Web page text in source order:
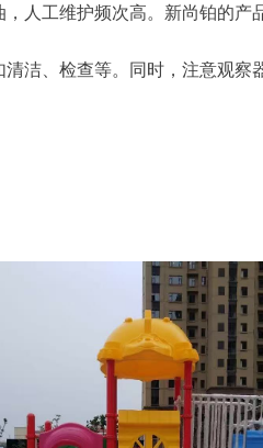
人工维护频次高。新尚铂的产
洁、检查等。同时，注意观察